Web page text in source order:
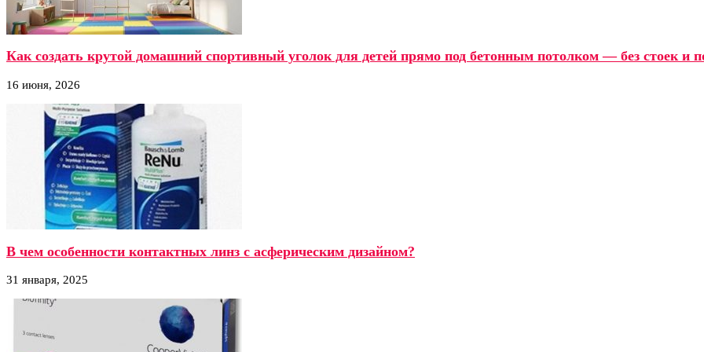
Как создать крутой домашний спортивный уголок для детей прямо под бетонным потолком — без стоек и
16 июня, 2026
В чем особенности контактных линз с асферическим дизайном?
31 января, 2025